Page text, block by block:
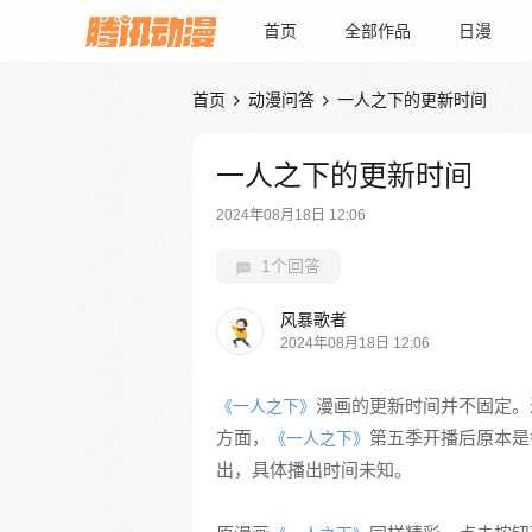
首页 全部作品 日漫
首页  动漫问答  一人之下的更新时间
一人之下的更新时间
2024年08月18日 12:06
1个回答
风暴歌者
2024年08月18日 12:06
《一人之下》 漫画的更新时间并不固定
方面，
《一人之下》 第五季开播后原本
出，具体播出时间未知。